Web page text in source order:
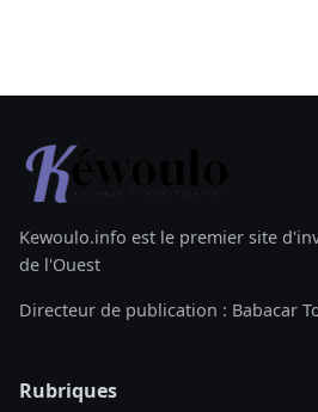
Kewoulo.info est le premier site
de l'Ouest
Directeur de publication : Babacar
Rubriques